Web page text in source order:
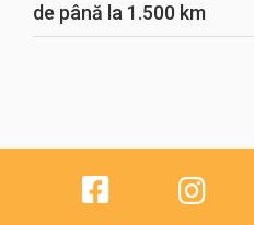
de până la 1.500 km